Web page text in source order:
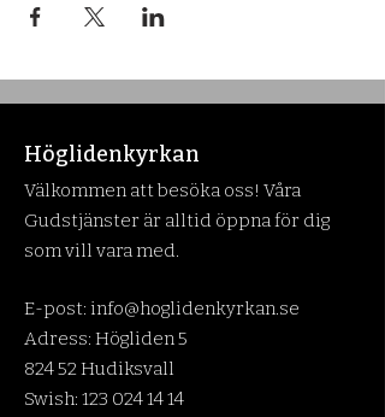
Höglidenkyrkan
Välkommen att besöka oss! Våra
Gudstjänster är alltid öppna för dig
som vill vara med.
E-post: info@hoglidenkyrkan.se
Adress: Högliden 5
824 52 Hudiksvall
Swish: 123 024 14 14